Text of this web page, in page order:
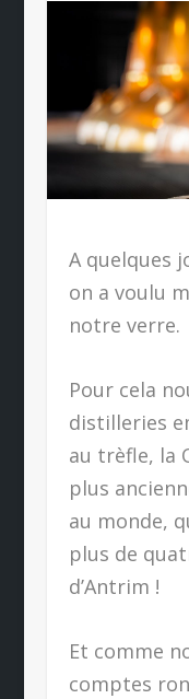
A quelques
on a voulu
notre verre.
Pour cela
distilleries
au trèfle, la
plus
au monde,
plus de
d’Antrim !
Et comme
comptes